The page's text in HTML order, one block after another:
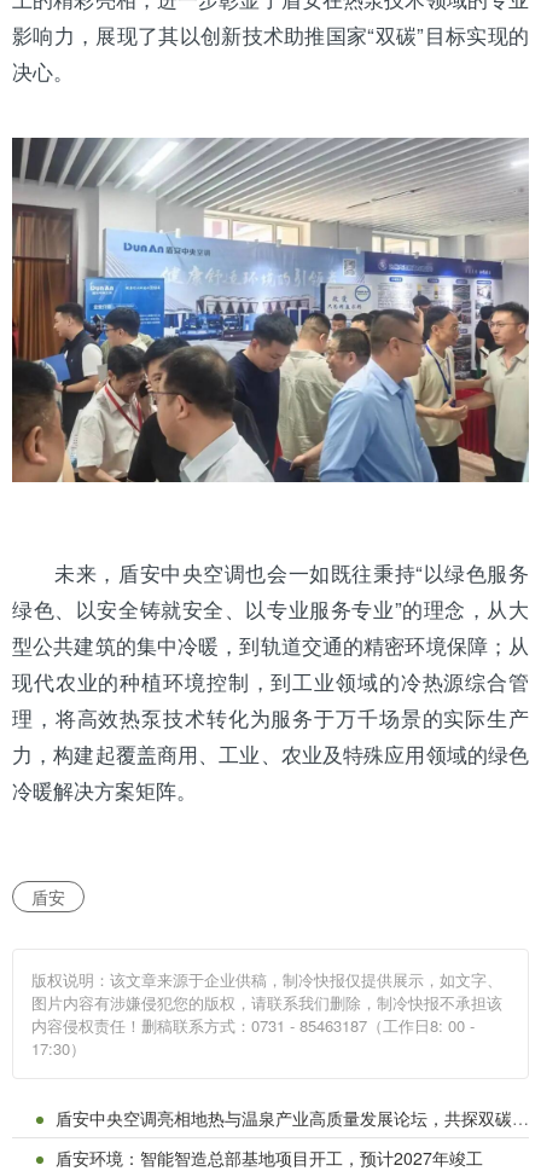
影响力，展现了其以创新技术助推国家“双碳”目标实现的
决心。
未来，盾安中央空调也会一如既往秉持“以绿色服务
绿色、以安全铸就安全、以专业服务专业”的理念，从大
型公共建筑的集中冷暖，到轨道交通的精密环境保障；从
现代农业的种植环境控制，到工业领域的冷热源综合管
理，将高效热泵技术转化为服务于万千场景的实际生产
力，构建起覆盖商用、工业、农业及特殊应用领域的绿色
冷暖解决方案矩阵。
盾安
版权说明：该文章来源于企业供稿，制冷快报仅提供展示，如文字、
图片内容有涉嫌侵犯您的版权，请联系我们删除，制冷快报不承担该
内容侵权责任！删稿联系方式：0731 - 85463187（工作日8: 00 -
17:30）
盾安中央空调亮相地热与温泉产业高质量发展论坛，共探双碳背景下热泵技术新路径
盾安环境：智能智造总部基地项目开工，预计2027年竣工